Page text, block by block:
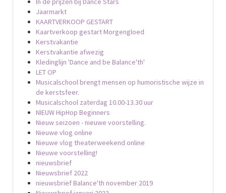
Jaarmarkt
KAARTVERKOOP GESTART
Kaartverkoop gestart Morgengloed
Kerstvakantie
Kerstvakantie afwezig
Kledinglijn 'Dance and be Balance'th'
LET OP
Musicalschool brengt mensen op humoristische wijze in
de kerstsfeer.
Musicalschool zaterdag 10.00-13.30 uur
NIEUW HipHop Beginners
Nieuw seizoen - nieuwe voorstelling.
Nieuwe vlog online
Nieuwe vlog theaterweekend online
Nieuwe voorstelling!
nieuwsbrief
Nieuwsbrief 2022
nieuwsbrief Balance'th november 2019